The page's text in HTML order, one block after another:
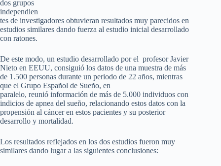
dos grupos
independien
tes de investigadores obtuvieran resultados muy parecidos en
estudios similares dando fuerza al estudio inicial desarrollado
con ratones.
De este modo, un estudio desarrollado por el profesor Javier
Nieto en EEUU, consiguió los datos de una muestra de más
de 1.500 personas durante un periodo de 22 años, mientras
que el Grupo Español de Sueño, en
paralelo, reunió información de más de 5.000 individuos con
indicios de apnea del sueño, relacionando estos datos con la
propensión al cáncer en estos pacientes y su posterior
desarrollo y mortalidad.
Los resultados reflejados en los dos estudios fueron muy
similares dando lugar a las siguientes conclusiones: